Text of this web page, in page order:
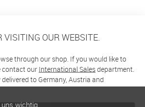
OUR WEBSITE.
through our shop. If you would like to
contact our International Salesdepartment.
to Germany, Austria and
wichtig